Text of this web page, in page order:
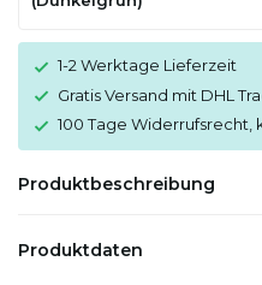
1-2 Werktage Lieferzeit
Gratis Versand mit DHL
100 Tage Widerrufsrecht,
Produktbeschreibung
Produktdaten